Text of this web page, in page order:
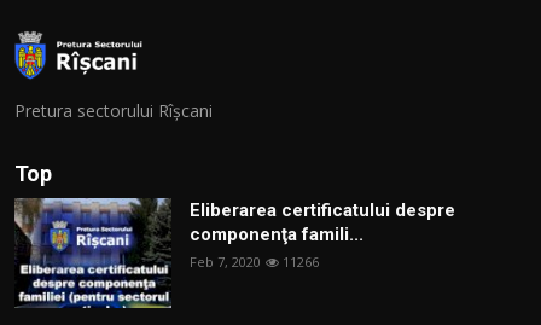
Pretura sectorului Rîșcani
Top
Eliberarea certificatului despre
componenţa famili...
Feb 7, 2020 11266